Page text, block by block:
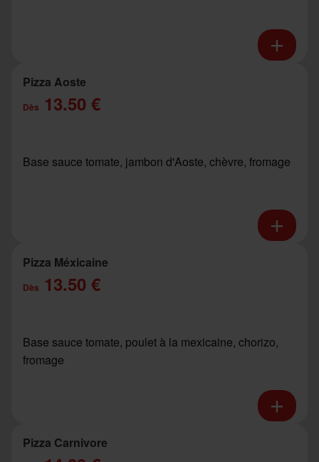
Pizza Aoste
Dès 13.50 €
Base sauce tomate, jambon d'Aoste, chèvre, fromage
Pizza Méxicaine
Dès 13.50 €
Base sauce tomate, poulet à la mexicaine, chorizo,
fromage
Pizza Carnivore